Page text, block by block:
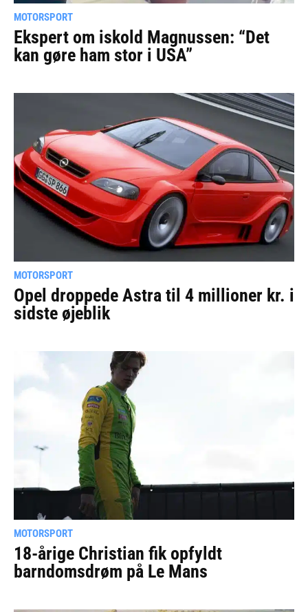
MOTORSPORT
Ekspert om iskold Magnussen: “Det
kan gøre ham stor i USA”
MOTORSPORT
Opel droppede Astra til 4 millioner kr. i
sidste øjeblik
MOTORSPORT
18-årige Christian fik opfyldt
barndomsdrøm på Le Mans